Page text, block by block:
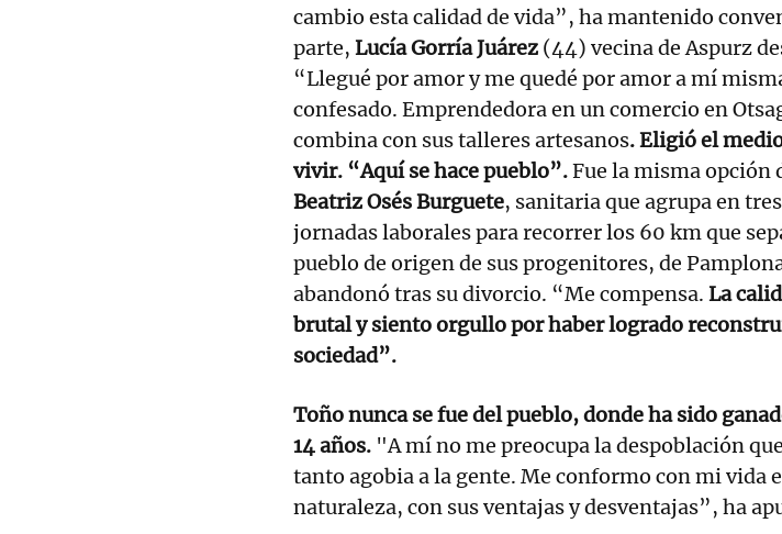
cambio esta calidad de vida”, ha mantenido
parte, Lucía Gorría Juárez (44) vecina de Aspurz
“Llegué por amor y me quedé por amor a mí
confesado. Emprendedora en un comercio en
combina con sus talleres artesanos. Eligió el
vivir. “Aquí se hace pueblo”.Fue la misma opción
Beatriz Osés Burguete, sanitaria que agrupa en
jornadas laborales para recorrer los 60 km que
pueblo de origen de sus progenitores, de
abandonó tras su divorcio. “Me compensa. La
brutal y siento orgullo por haber logrado
sociedad”.
Toño nunca se fue del pueblo, donde ha sido
14 años. "A mí no me preocupa la despoblación
tanto agobia a la gente. Me conformo con mi vida
naturaleza, con sus ventajas y desventajas”, ha